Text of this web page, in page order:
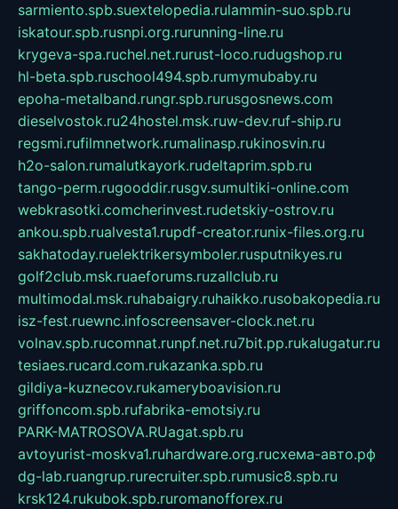
sarmiento.spb.suextelopedia.rulammin-suo.spb.ru
iskatour.spb.rusnpi.org.rurunning-line.ru
krygeva-spa.ruchel.net.rurust-loco.rudugshop.ru
hl-beta.spb.ruschool494.spb.rumymubaby.ru
epoha-metalband.rungr.spb.rurusgosnews.com
dieselvostok.ru24hostel.msk.ruw-dev.ruf-ship.ru
regsmi.rufilmnetwork.rumalinasp.rukinosvin.ru
h2o-salon.rumalutkayork.rudeltaprim.spb.ru
tango-perm.rugooddir.rusgv.sumultiki-online.com
webkrasotki.comcherinvest.rudetskiy-ostrov.ru
ankou.spb.rualvesta1.rupdf-creator.runix-files.org.ru
sakhatoday.ruelektrikersymboler.rusputnikyes.ru
golf2club.msk.ruaeforums.ruzallclub.ru
multimodal.msk.ruhabaigry.ruhaikko.rusobakopedia.ru
isz-fest.ruewnc.infoscreensaver-clock.net.ru
volnav.spb.rucomnat.runpf.net.ru7bit.pp.rukalugatur.ru
tesiaes.rucard.com.rukazanka.spb.ru
gildiya-kuznecov.rukameryboavision.ru
griffoncom.spb.rufabrika-emotsiy.ru
PARK-MATROSOVA.RUagat.spb.ru
avtoyurist-moskva1.ruhardware.org.ruсхема-авто.рф
dg-lab.ruangrup.rurecruiter.spb.rumusic8.spb.ru
krsk124.rukubok.spb.ruromanofforex.ru